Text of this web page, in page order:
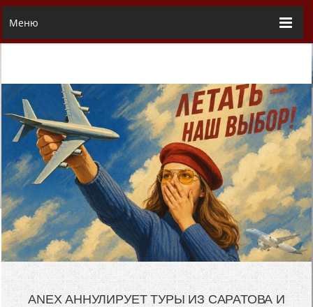
Меню
ANEX АННУЛИРУЕТ ТУРЫ ИЗ САРАТОВА И